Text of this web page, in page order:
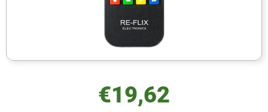
€19,62